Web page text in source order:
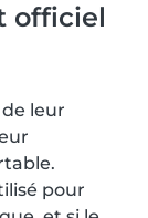
officiel
leur
pour